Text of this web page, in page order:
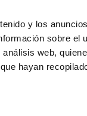
y los
sobre el
web,
hayan
Política de
Política de
Condiciones
compra